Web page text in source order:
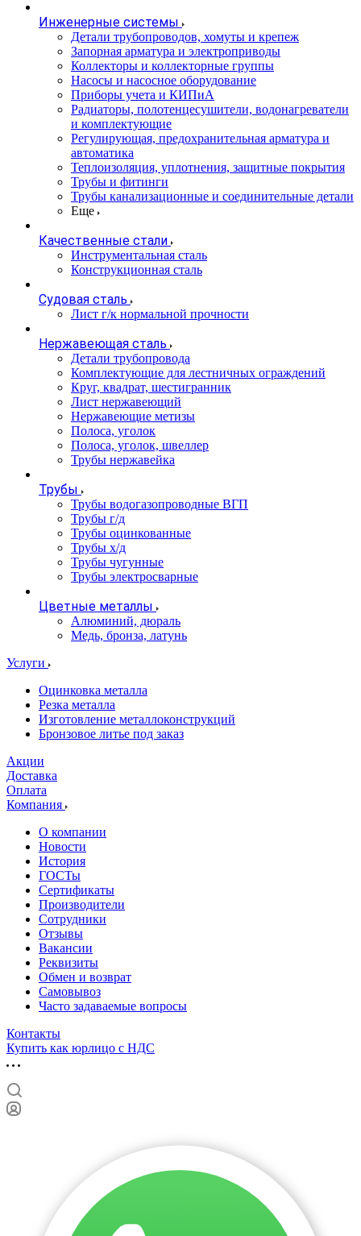
Инженерные системы
Детали трубопроводов, хомуты и крепеж
Запорная арматура и электроприводы
Коллекторы и коллекторные группы
Насосы и насосное оборудование
Приборы учета и КИПиА
Радиаторы, полотенцесушители, водонагреватели
и комплектующие
Регулирующая, предохранительная арматура и
автоматика
Теплоизоляция, уплотнения, защитные покрытия
Трубы и фитинги
Трубы канализационные и соединительные детали
Еще
Качественные стали
Инструментальная сталь
Конструкционная сталь
Судовая сталь
Лист г/к нормальной прочности
Нержавеющая сталь
Детали трубопровода
Комплектующие для лестничных ограждений
Круг, квадрат, шестигранник
Лист нержавеющий
Нержавеющие метизы
Полоса, уголок
Полоса, уголок, швеллер
Трубы нержавейка
Трубы
Трубы водогазопроводные ВГП
Трубы г/д
Трубы оцинкованные
Трубы х/д
Трубы чугунные
Трубы электросварные
Цветные металлы
Алюминий, дюраль
Медь, бронза, латунь
Услуги
Оцинковка металла
Резка металла
Изготовление металлоконструкций
Бронзовое литье под заказ
Акции
Доставка
Оплата
Компания
О компании
Новости
История
ГОСТы
Сертификаты
Производители
Сотрудники
Отзывы
Вакансии
Реквизиты
Обмен и возврат
Самовывоз
Часто задаваемые вопросы
Контакты
Купить как юрлицо с НДС